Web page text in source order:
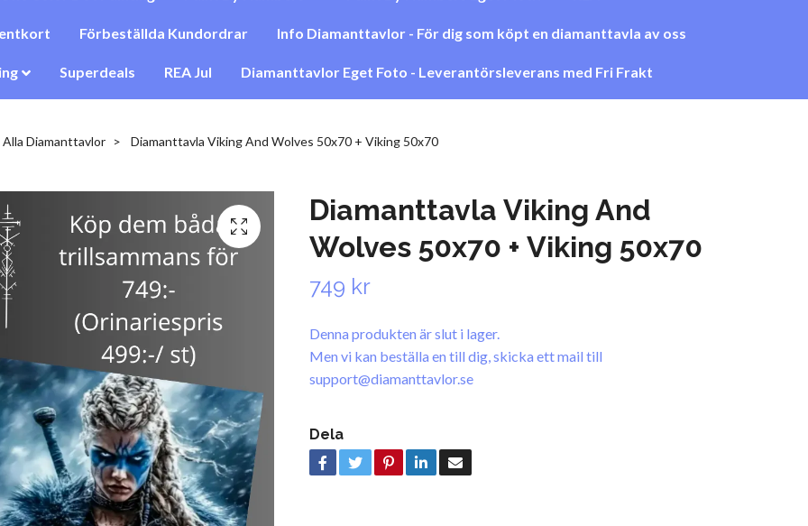
Förbeställda Kundordrar Info Diamanttavlor - För dig som köpt en diamanttavla av oss
Superdeals REA Jul Diamanttavlor Eget Foto - Leverantörsleverans med Fri Frakt
Alla Diamanttavlor Diamanttavla Viking And Wolves 50x70 + Viking 50x70
Diamanttavla Viking And
Wolves 50x70 + Viking 50x70
749 kr
Denna produkten är slut i lager.
Men vi kan beställa en till dig, skicka ett mail till
support@diamanttavlor.se
Dela